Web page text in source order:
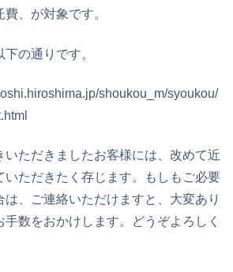
、が対象です。
の通りです。
shoukou_m/syoukou/
ただきましたお客様には、改めて近
いただきたく存じます。もしもご必要
、ご連絡いただけますと、大変あり
数をおかけします。どうぞよろしく